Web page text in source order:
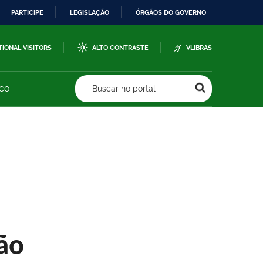
PARTICIPE LEGISLAÇÃO ÓRGÃOS DO GOVERNO
VISITORS ALTO CONTRASTE VLIBRAS
Buscar no portal